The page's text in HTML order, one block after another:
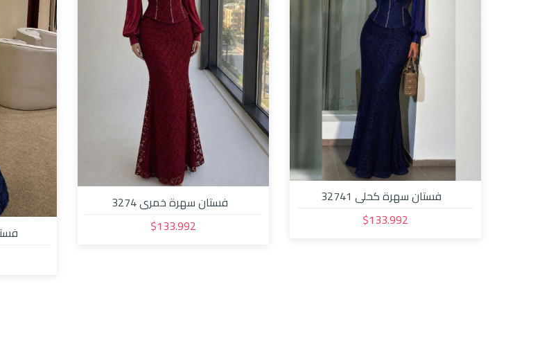
فستان سهرة كحلي 32741
$133.992
فستان سهرة خمري 3274
$133.992